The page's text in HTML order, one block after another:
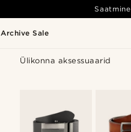
Archive Sale
Ülikonna aksessuaarid
Saatmine